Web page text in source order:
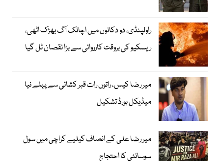
راولپنڈی، دو دکانوں میں اچانک آگ بھڑک اٹھی،
ریسکیو کی بروقت کارروائی سے بڑا نقصان ٹل گیا
میر رضا کیس، راتوں رات قبر کشائی سے پہلے نیا
میڈیکل بورڈ تشکیل
میر رضا علی کے انصاف کیلیے کراچی میں سول
سوسائٹی کا احتجاج